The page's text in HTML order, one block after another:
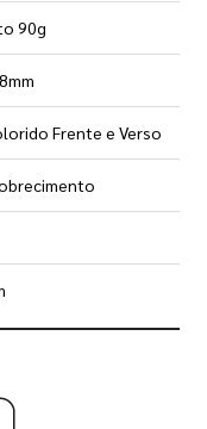
90g
Frente e Verso
nossos gabaritos